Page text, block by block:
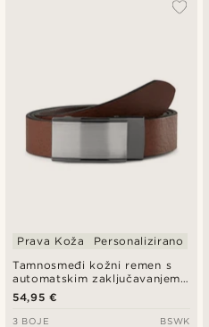
Tamnosmeđi kožni remen s
automatskim zaključavanjem i
čvrstom kopčom
Prava Koža Personalizirano
54,95 €
3 BOJE BSWK